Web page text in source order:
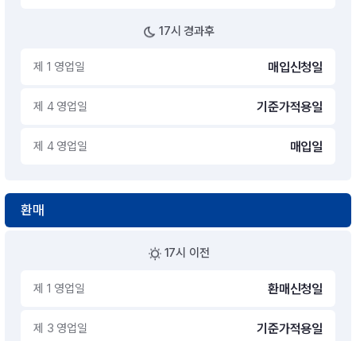
17시 경과후
제 1 영업일 매입신청일
제 4 영업일 기준가적용일
제 4 영업일 매입일
환매
17시 이전
제 1 영업일 환매신청일
제 3 영업일 기준가적용일